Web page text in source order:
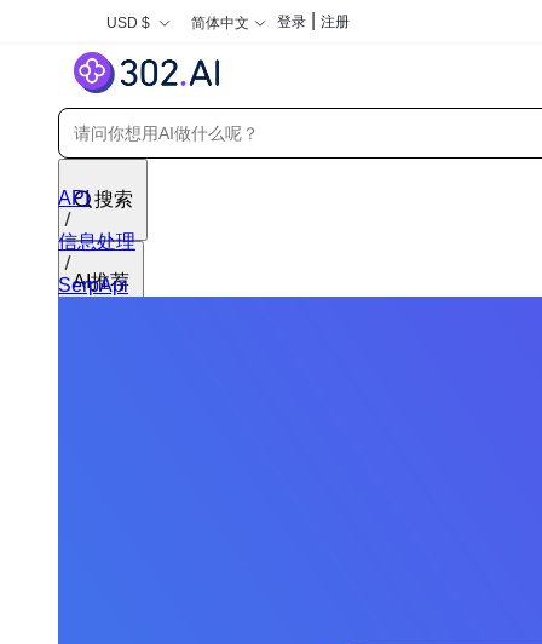
USD $ 简体中文 登录 注册
搜索
AI推荐
API
信息处理
SerpApi